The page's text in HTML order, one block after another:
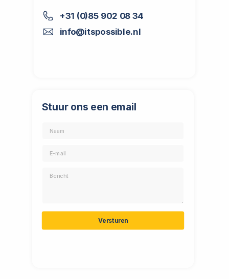
+31 (0)85 902 08 34
info@itspossible.nl
Stuur ons een email